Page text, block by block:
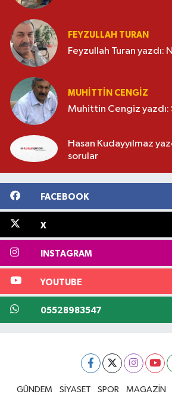
FEYZULLAH TURAN
Feyzullah Turan yazdı:
MUHITTIN CENGIZ
Muhittin Cengiz yazdı:
Hasan Kudayyılmaz
sorular
FACEBOOK
X
INSTAGRAM
YOUTUBE
05528983547
GÜNDEM SİYASET SPOR MAGAZİN